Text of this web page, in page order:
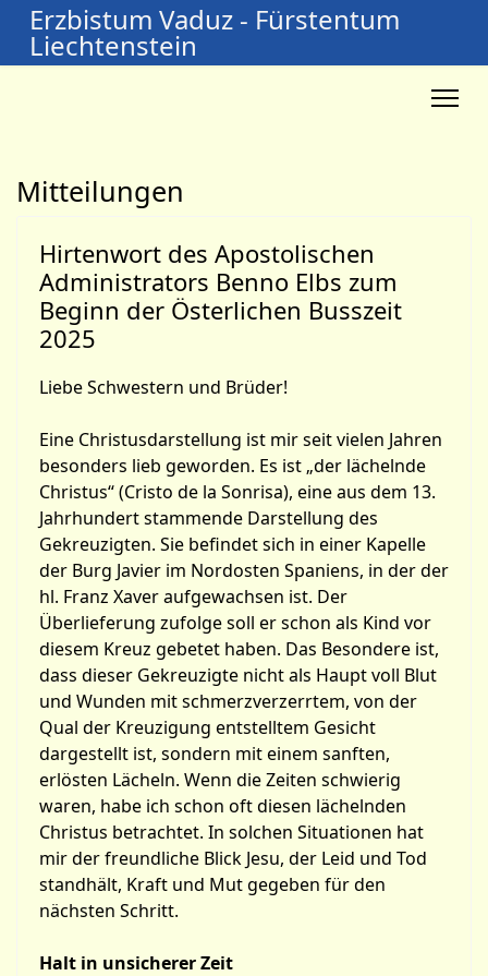
Erzbistum Vaduz - Fürstentum
Liechtenstein
Mitteilungen
Hirtenwort des Apostolischen
Administrators Benno Elbs zum
Beginn der Österlichen Busszeit
2025
Liebe Schwestern und Brüder!
Eine Christusdarstellung ist mir seit vielen Jahren
besonders lieb geworden. Es ist „der lächelnde
Christus“ (Cristo de la Sonrisa), eine aus dem 13.
Jahrhundert stammende Darstellung des
Gekreuzigten. Sie befindet sich in einer Kapelle
der Burg Javier im Nordosten Spaniens, in der der
hl. Franz Xaver aufgewachsen ist. Der
Überlieferung zufolge soll er schon als Kind vor
diesem Kreuz gebetet haben. Das Besondere ist,
dass dieser Gekreuzigte nicht als Haupt voll Blut
und Wunden mit schmerzverzerrtem, von der
Qual der Kreuzigung entstelltem Gesicht
dargestellt ist, sondern mit einem sanften,
erlösten Lächeln. Wenn die Zeiten schwierig
waren, habe ich schon oft diesen lächelnden
Christus betrachtet. In solchen Situationen hat
mir der freundliche Blick Jesu, der Leid und Tod
standhält, Kraft und Mut gegeben für den
nächsten Schritt.
Halt in unsicherer Zeit